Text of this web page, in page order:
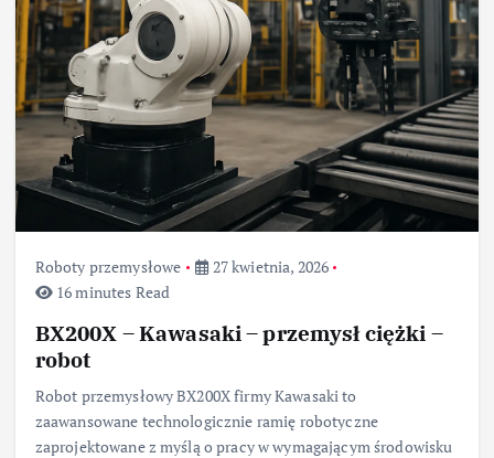
Roboty przemysłowe
27 kwietnia, 2026
16 minutes Read
BX200X – Kawasaki – przemysł ciężki –
robot
Robot przemysłowy BX200X firmy Kawasaki to
zaawansowane technologicznie ramię robotyczne
zaprojektowane z myślą o pracy w wymagającym środowisku